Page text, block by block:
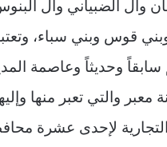
وال الضبياني وال
قوس وبني سباء،
سابقاً وحديثاً وعاصمة
معبر والتي تعبر منها
لإحدى عشرة